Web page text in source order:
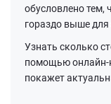
обусловлено тем,
гораздо выше
Узнать сколько
помощью онлайн-
покажет